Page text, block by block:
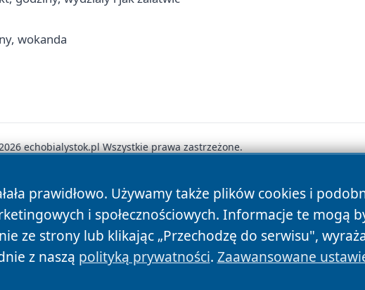
wokanda
prawidłowo. Używamy także plików cookies i
i społecznościowych. Informacje te mogą
ze strony lub klikając „Przechodzę do serwisu",
z naszą polityką prywatności. Zaawansowane
echobialystok.pl Wszystkie prawa zastrzeżone.
Polityka Prywatności Polityka Cookies